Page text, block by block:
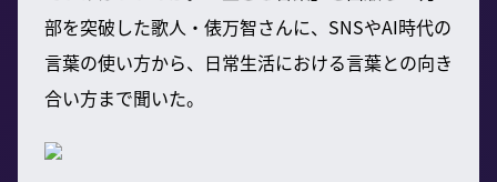
部を突破した歌人・俵万智さんに、SNSやAI時代の
言葉の使い方から、日常生活における言葉との向き
合い方まで聞いた。